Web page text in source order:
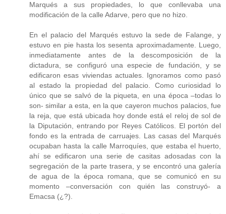
Marqués a sus propiedades, lo que conllevaba una
modificación de la calle Adarve, pero que no hizo.
En el palacio del Marqués estuvo la sede de Falange, y
estuvo en pie hasta los sesenta aproximadamente. Luego,
inmediatamente antes de la descomposición de la
dictadura, se configuró una especie de fundación, y se
edificaron esas viviendas actuales. Ignoramos como pasó
al estado la propiedad del palacio. Como curiosidad lo
único que se salvó de la piqueta, en una época –todas lo
son- similar a esta, en la que cayeron muchos palacios, fue
la reja, que está ubicada hoy donde está el reloj de sol de
la Diputación, entrando por Reyes Católicos. El portón del
fondo es la entrada de carruajes. Las casas del Marqués
ocupaban hasta la calle Marroquíes, que estaba el huerto,
ahí se edificaron una serie de casitas adosadas con la
segregación de la parte trasera, y se encontró una galería
de agua de la época romana, que se comunicó en su
momento –conversación con quién las construyó- a
Emacsa (¿?).